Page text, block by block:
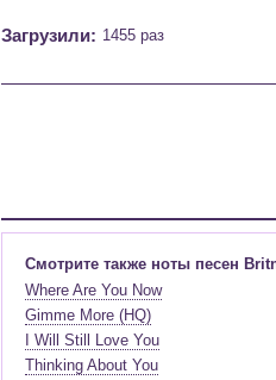
Загрузили: 1455 раз
Смотрите также ноты песен
Where Are You Now
Gimme More (HQ)
I Will Still Love You
Thinking About You